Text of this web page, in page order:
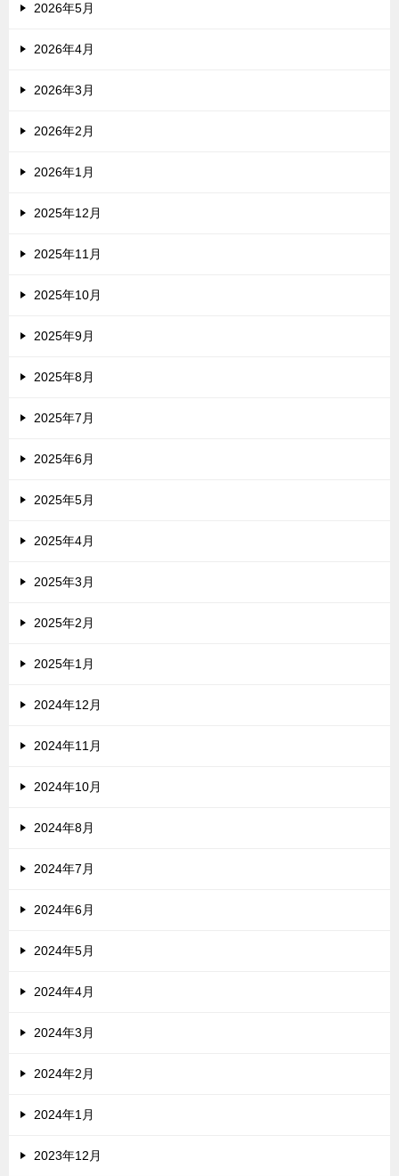
2026年5月
2026年4月
2026年3月
2026年2月
2026年1月
2025年12月
2025年11月
2025年10月
2025年9月
2025年8月
2025年7月
2025年6月
2025年5月
2025年4月
2025年3月
2025年2月
2025年1月
2024年12月
2024年11月
2024年10月
2024年8月
2024年7月
2024年6月
2024年5月
2024年4月
2024年3月
2024年2月
2024年1月
2023年12月